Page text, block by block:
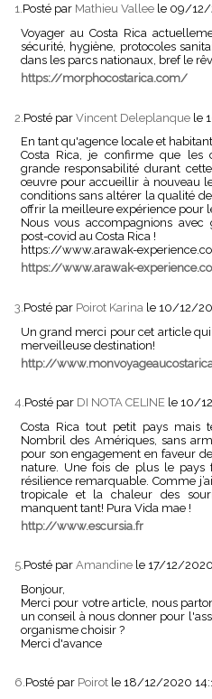
1.Posté par Mathieu Vallee le 09/12/
Voyager au Costa Rica
sécurité, hygiène, protocoles
dans les parcs nationaux, bref le
https://morphocostarica.com/
2. Posté par Vincent Deleplanque le
En tant qu'agence locale et
Costa Rica, je confirme que les
grande responsabilité durant
œuvre pour accueillir à nouveau
conditions sans altérer la qualité
offrir la meilleure expérience pour
Nous vous accompagnions
post-covid au Costa Rica !
https://www.arawak-
https://www.arawak-
3. Posté par Poirot Karina le 10/12/
Un grand merci pour cet article
merveilleuse destination!
http://
4.Posté par DI NOTA CELINE le 10/
Costa Rica tout petit pays
Nombril des Amériques, sans
pour son engagement en faveur
nature. Une fois de plus le pays
résilience remarquable. Comme
tropicale et la chaleur des
manquent tant! Pura Vida mae !
http://www.escursia.fr
5.Posté par Amandine le 17/12/
Bonjour,
Merci pour votre article, nous
un conseil à nous donner pour
organisme choisir ?
Merci d'avance
6.Posté par Poirot le 18/12/2020